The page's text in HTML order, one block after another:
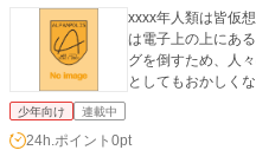
xxxx年人類は皆仮
は電子上の上にあ
グを倒すため、人
としてもおかしく
少年向け 連載中
24h.ポイント 0pt